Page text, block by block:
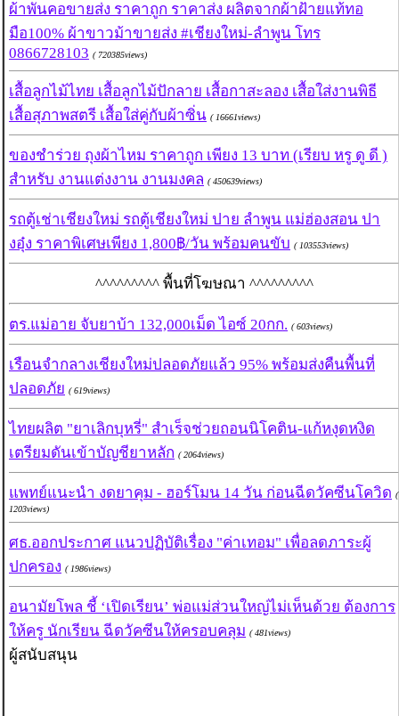
ผ้าพันคอขายส่ง ราคาถูก ราคาส่ง ผลิตจากผ้าฝ้ายแท้ทอ
มือ100% ผ้าขาวม้าขายส่ง #เชียงใหม่-ลำพูน โทร
0866728103 ( 720385views)
เสื้อลูกไม้ไทย เสื้อลูกไม้ปักลาย เสื้อกาสะลอง เสื้อใส่งานพิธี
เสื้อสุภาพสตรี เสื้อใส่คู่กับผ้าซิ่น ( 16661views)
ของชำร่วย ถุงผ้าไหม ราคาถูก เพียง 13 บาท (เรียบ หรู ดู ดี )
สำหรับ งานแต่งงาน งานมงคล ( 450639views)
รถตู้เช่าเชียงใหม่ รถตู้เชียงใหม่ ปาย ลำพูน แม่ฮ่องสอน ปา
งอุ๋ง ราคาพิเศษเพียง 1,800฿/วัน พร้อมคนขับ ( 103553views)
^^^^^^^^^ พื้นที่โฆษณา ^^^^^^^^^
ตร.แม่อาย จับยาบ้า 132,000เม็ด ไอซ์ 20กก. ( 603views)
เรือนจำกลางเชียงใหม่ปลอดภัยแล้ว 95% พร้อมส่งคืนพื้นที่
ปลอดภัย ( 619views)
ไทยผลิต "ยาเลิกบุหรี่" สำเร็จช่วยถอนนิโคติน-แก้หงุดหงิด
เตรียมดันเข้าบัญชียาหลัก ( 2064views)
แพทย์แนะนำ งดยาคุม - ฮอร์โมน 14 วัน ก่อนฉีดวัคซีนโควิด (
1203views)
ศธ.ออกประกาศ แนวปฏิบัติเรื่อง "ค่าเทอม" เพื่อลดภาระผู้
ปกครอง ( 1986views)
อนามัยโพล ชี้ ‘เปิดเรียน’ พ่อแม่ส่วนใหญ่ไม่เห็นด้วย ต้องการ
ให้ครู นักเรียน ฉีดวัคซีนให้ครอบคลุม ( 481views)
ผู้สนับสนุน